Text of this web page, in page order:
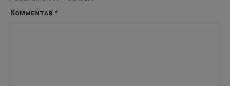
Kommentar *